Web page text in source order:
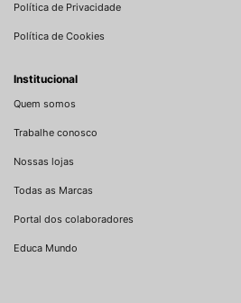
Política de Privacidade
Política de Cookies
Institucional
Quem somos
Trabalhe conosco
Nossas lojas
Todas as Marcas
Portal dos colaboradores
Educa Mundo